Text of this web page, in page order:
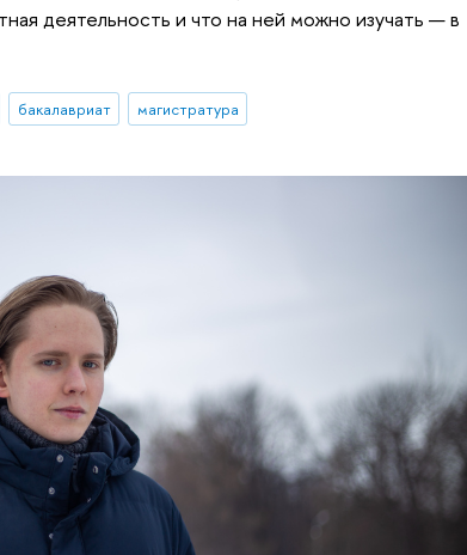
деятельность и что на ней можно изучать — в
бакалавриат магистратура